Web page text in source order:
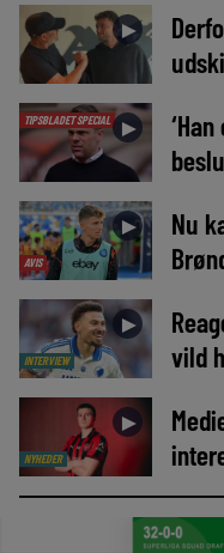
►
TIPSBLADET SPECIAL ►
AVIS
►
Nu
INTERVIEW
►
vild
NYHEDER
►